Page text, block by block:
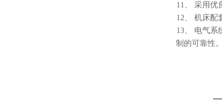
11、 采用优
12、 机床配
13、 电气系
制的可靠性